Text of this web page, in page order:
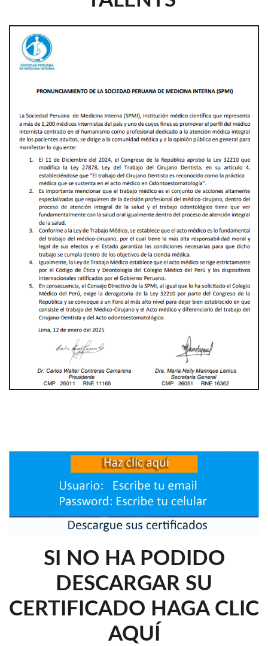
SI NO HA PODIDO
DESCARGAR SU
CERTIFICADO HAGA CLIC
AQUÍ